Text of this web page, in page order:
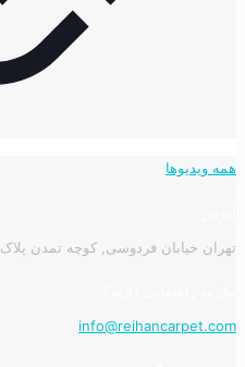
همه ویدیوها
تهران خیابان فردوسی, کوچه تمدن پلاک 11 - طبقه 2 - واحد8
info@reihancarpet.com